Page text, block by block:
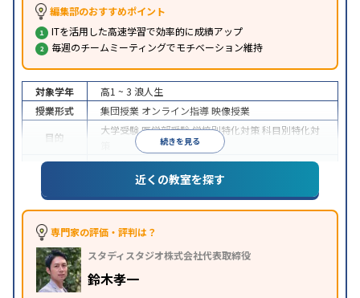
編集部のおすすめポイント
ITを活用した高速学習で効率的に成績アップ
毎週のチームミーティングでモチベーション維持
続きを見る
対象学年 高1 ~ 3 浪人生
授業形式
集団授業 オンライン指導映像授業
目的
大学受験医学部受験学校別特化対策科目別特化対
特待生・奨学金制度あり授業の振替可能学習に
PC・タブレットを利用1科目から受講可能
習のみの受講可
※2024年6月調査。大学受験塾・予備校のアンケート調査方法を参照
近くの教室を探す
専門家の評価・評判は？
スタディスタジオ株式会社代表取締役
鈴木孝一